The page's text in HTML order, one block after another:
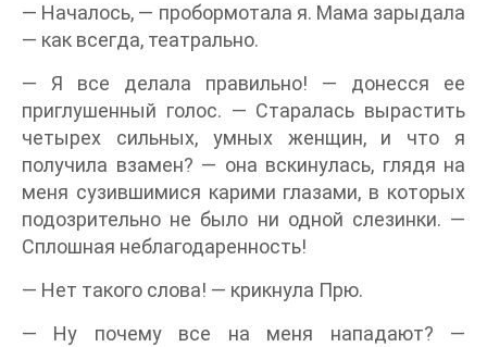
— Началось, — пробормотала я. Мама зарыдала
— как всегда, театрально.
— Я все делала правильно! — донесся ее
приглушенный голос. — Старалась вырастить
четырех сильных, умных женщин, и что я
получила взамен? — она вскинулась, глядя на
меня сузившимися карими глазами, в которых
подозрительно не было ни одной слезинки. —
Сплошная неблагодаренность!
— Нет такого слова! — крикнула Прю.
— Ну почему все на меня нападают? —